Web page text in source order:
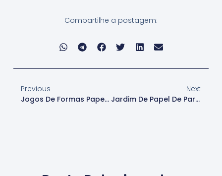
Compartilhe a postagem:
Previous
Jogos De Formas Papel De Parede
Next
Jardim De Papel De Parede